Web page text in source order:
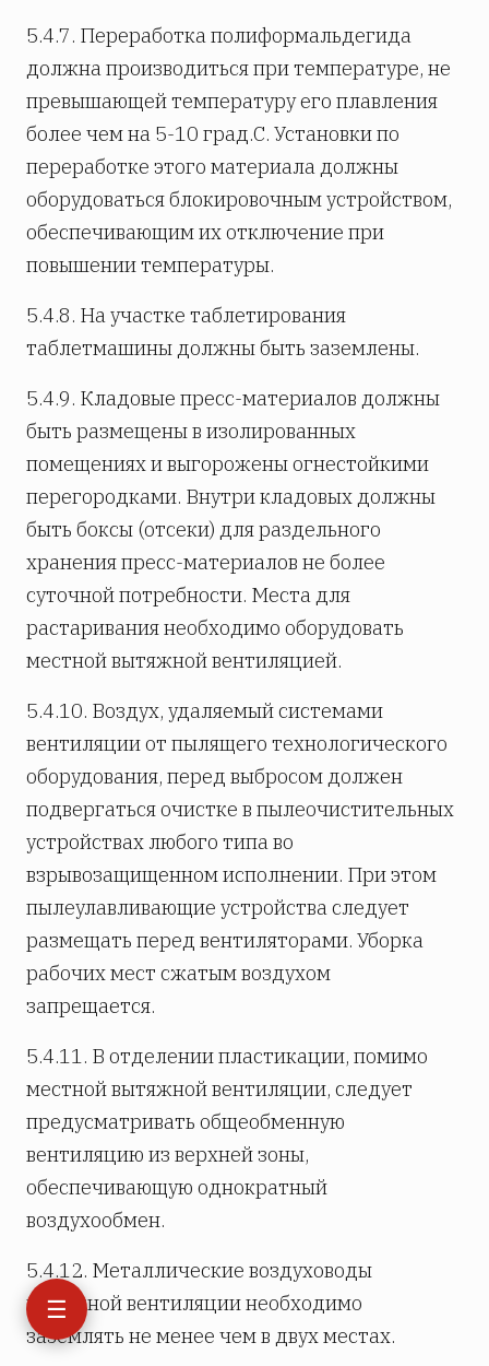
☰
5.4.7. Переработка полиформальдегида
должна производиться при температуре, не
превышающей температуру его плавления
более чем на 5-10 град.С. Установки по
переработке этого материала должны
оборудоваться блокировочным устройством,
обеспечивающим их отключение при
повышении температуры.
5.4.8. На участке таблетирования
таблетмашины должны быть заземлены.
5.4.9. Кладовые пресс-материалов должны
быть размещены в изолированных
помещениях и выгорожены огнестойкими
перегородками. Внутри кладовых должны
быть боксы (отсеки) для раздельного
хранения пресс-материалов не более
суточной потребности. Места для
растаривания необходимо оборудовать
местной вытяжной вентиляцией.
5.4.10. Воздух, удаляемый системами
вентиляции от пылящего технологического
оборудования, перед выбросом должен
подвергаться очистке в пылеочистительных
устройствах любого типа во
взрывозащищенном исполнении. При этом
пылеулавливающие устройства следует
размещать перед вентиляторами. Уборка
рабочих мест сжатым воздухом
запрещается.
5.4.11. В отделении пластикации, помимо
местной вытяжной вентиляции, следует
предусматривать общеобменную
вентиляцию из верхней зоны,
обеспечивающую однократный
воздухообмен.
5.4.12. Металлические воздуховоды
вытяжной вентиляции необходимо
заземлять не менее чем в двух местах.